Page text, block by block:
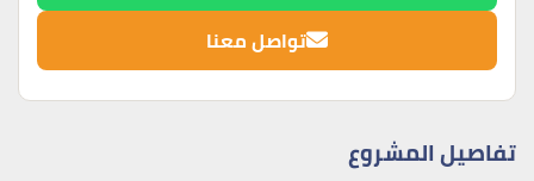
تواصل معنا
تفاصيل المشروع